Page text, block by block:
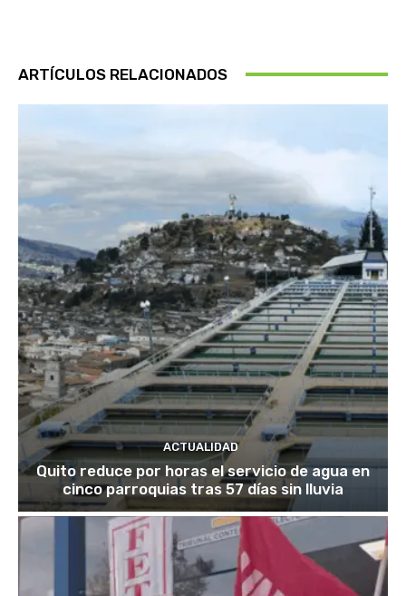
ARTÍCULOS RELACIONADOS
ACTUALIDAD
Quito reduce por horas el servicio de agua en
cinco parroquias tras 57 días sin lluvia